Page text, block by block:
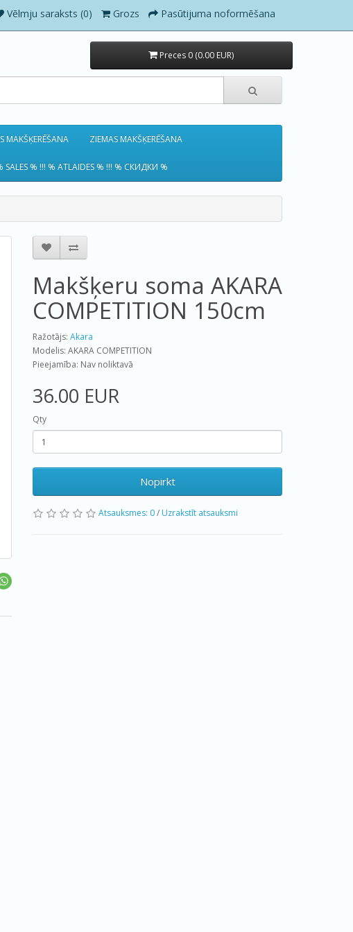
Vēlmju saraksts (0) Grozs Pasūtijuma noformēšana
Preces 0 (0.00 EUR)
MAKŠĶERĒŠANA ZIEMAS MAKŠĶERĒŠANA
SALES % !!! % ATLAIDES % !!! % СКИДКИ %
Makšķeru soma AKARA
COMPETITION 150cm
Ražotājs: Akara
Modelis: AKARA COMPETITION
Pieejamība: Nav noliktavā
36.00 EUR
Qty
Nopirkt
Atsauksmes: 0/ Uzrakstīt atsauksmi